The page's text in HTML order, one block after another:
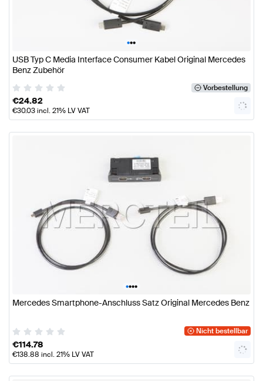
•••
USB Typ C Media Interface Consumer Kabel Original Mercedes
Benz Zubehör
Vorbestellung
€24.82
€30.03incl. 21% LV VAT
••••
Mercedes Smartphone-Anschluss Satz Original Mercedes Benz
Nicht bestellbar
€114.78
€138.88 incl. 21% LV VAT